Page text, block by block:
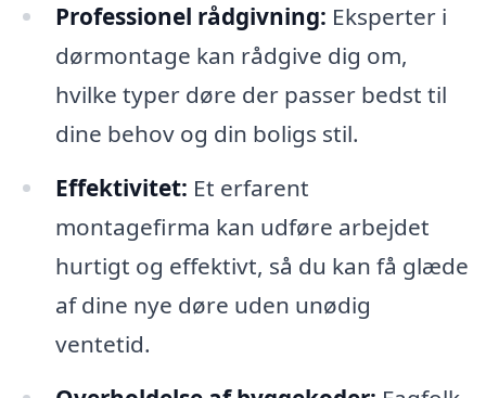
Professionel rådgivning: Eksperter i
dørmontage kan rådgive dig om,
hvilke typer døre der passer bedst til
dine behov og din boligs stil.
Effektivitet: Et erfarent
montagefirma kan udføre arbejdet
hurtigt og effektivt, så du kan få glæde
af dine nye døre uden unødig
ventetid.